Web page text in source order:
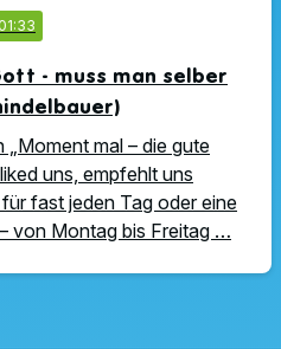
- muss man selber
mal – die gute
uns, empfehlt uns
fast jeden Tag oder eine
von Montag bis Freitag …